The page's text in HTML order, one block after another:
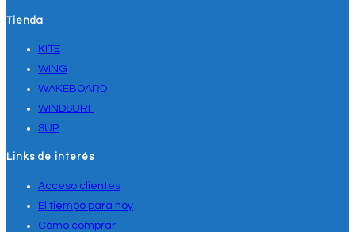
Tienda
KITE
WING
WAKEBOARD
WINDSURF
SUP
Links de interés
Acceso clientes
El tiempo para hoy
Cómo comprar